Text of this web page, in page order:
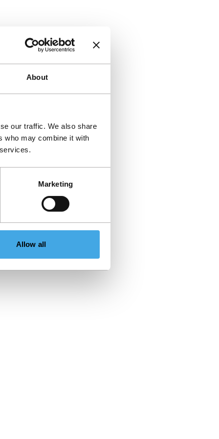
About
our traffic. We also share
who may combine it with
Marketing
Allow all